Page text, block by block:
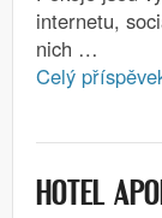
internetu,
nich …
Celý
HOTEL